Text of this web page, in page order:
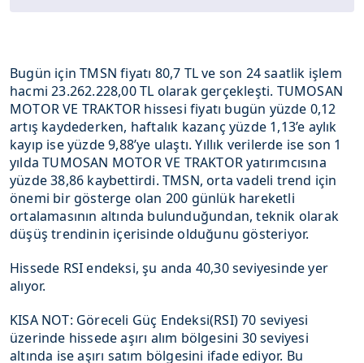
Bugün için TMSN fiyatı 80,7 TL ve son 24 saatlik işlem
hacmi 23.262.228,00 TL olarak gerçekleşti. TUMOSAN
MOTOR VE TRAKTOR hissesi fiyatı bugün yüzde 0,12
artış kaydederken, haftalık kazanç yüzde 1,13’e aylık
kayıp ise yüzde 9,88’ye ulaştı. Yıllık verilerde ise son 1
yılda TUMOSAN MOTOR VE TRAKTOR yatırımcısına
yüzde 38,86 kaybettirdi. TMSN, orta vadeli trend için
önemi bir gösterge olan 200 günlük hareketli
ortalamasının altında bulunduğundan, teknik olarak
düşüş trendinin içerisinde olduğunu gösteriyor.
Hissede RSI endeksi, şu anda 40,30 seviyesinde yer
alıyor.
KISA NOT: Göreceli Güç Endeksi(RSI) 70 seviyesi
üzerinde hissede aşırı alım bölgesini 30 seviyesi
altında ise aşırı satım bölgesini ifade ediyor. Bu